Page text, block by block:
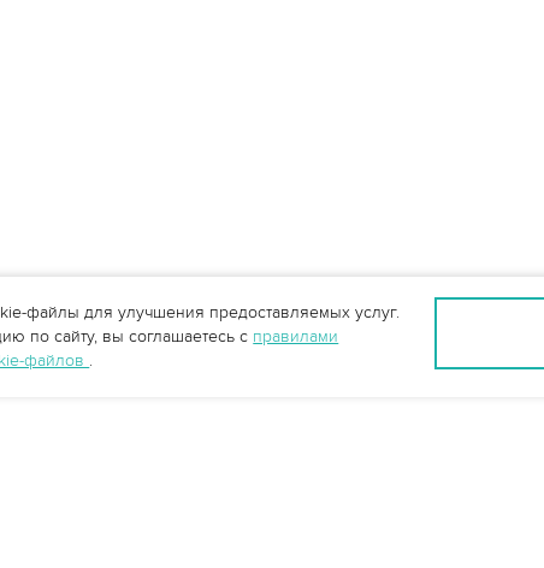
файлы для улучшения предоставляемых услуг.
по сайту, вы соглашаетесь с правилами
файлов .